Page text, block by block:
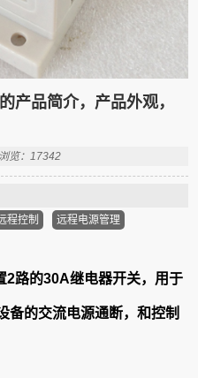
产品简介，产品外观，
浏览：17342
程控制
远程电源管理
2路的30A继电器开关，用于
备的交流电源通断，和控制